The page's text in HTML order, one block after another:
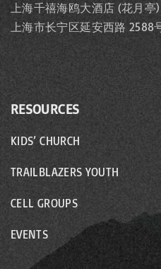
上海千禧海鸥大酒店 (花月亭)
上海市长宁区延安西路 2588
RESOURCES
KIDS’ CHURCH
TRAILBLAZERS YOUTH
CELL GROUPS
EVENTS